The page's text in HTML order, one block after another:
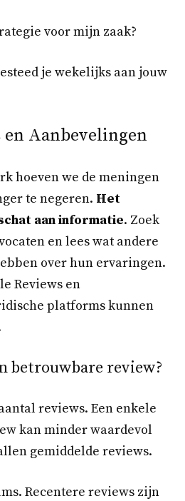
voor mijn zaak?
je wekelijks aan jouw
en Aanbevelingen
hoeven we de meningen
te negeren. Het
aan informatie. Zoek
en lees wat andere
over hun ervaringen.
Reviews en
platforms kunnen
betrouwbare review?
reviews. Een enkele
kan minder waardevol
gemiddelde reviews.
Recentere reviews zijn